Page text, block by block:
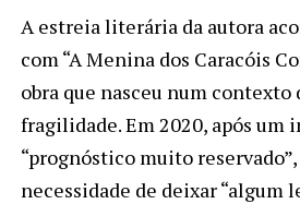
A estreia literária da autora
com “A Menina dos Caracóis
obra que nasceu num contexto
fragilidade. Em 2020, após um
“prognóstico muito
necessidade de deixar “algum